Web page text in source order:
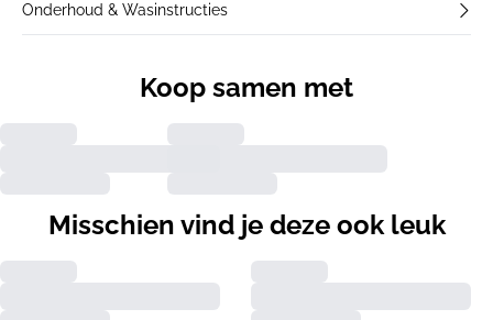
Onderhoud & Wasinstructies
Koop samen met
Misschien vind je deze ook leuk